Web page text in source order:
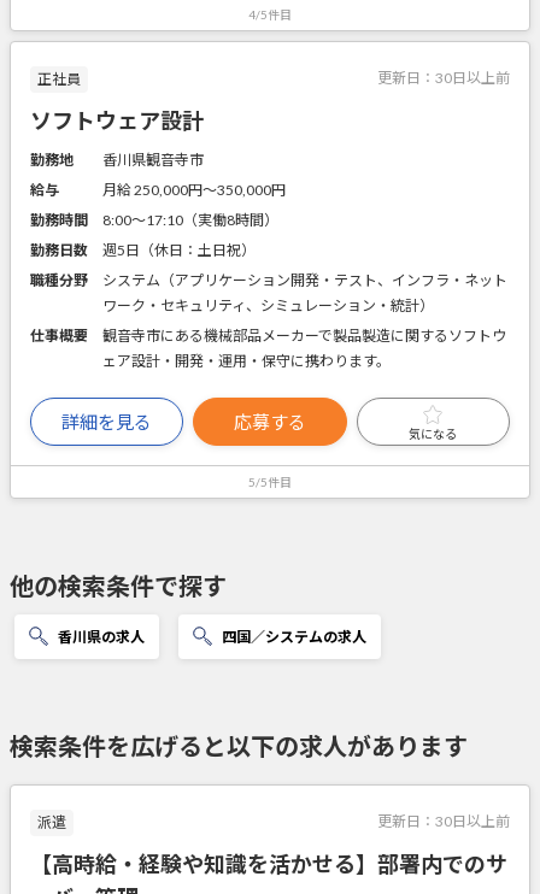
4/5件目
正社員 更新日： 30日以上前
ソフトウェア設計
勤務地
香川県観音寺市
給与
月給 250,000円〜350,000円
勤務時間
8:00～17:10（実働8時間）
勤務日数
週5日（休日：土日祝）
職種分野
システム（アプリケーション開発・テスト、インフラ・ネット
ワーク・セキュリティ、シミュレーション・統計）
仕事概要
観音寺市にある機械部品メーカーで製品製造に関するソフトウ
ェア設計・開発・運用・保守に携わります。
詳細を見る 応募する
気になる
5/5件目
他の検索条件で探す
香川県の求人 四国／システムの求人
検索条件を広げると以下の求人があります
派遣 更新日： 30日以上前
【高時給・経験や知識を活かせる】部署内でのサ